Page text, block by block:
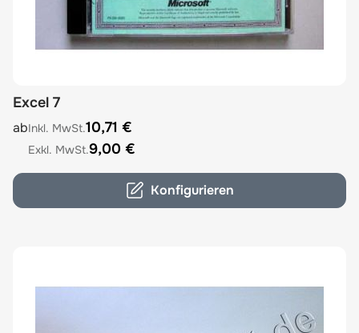
Excel 7
The price depends on the options chosen on the product
ab
10,71 €
9,00 €
Konfigurieren